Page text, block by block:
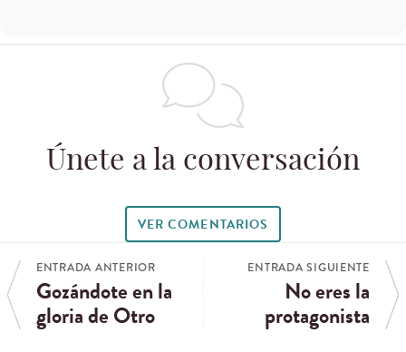
Únete a la conversación
VER COMENTARIOS
ENTRADA ANTERIOR
Gozándote en la
gloria de Otro
ENTRADA SIGUIENTE
No eres la
protagonista